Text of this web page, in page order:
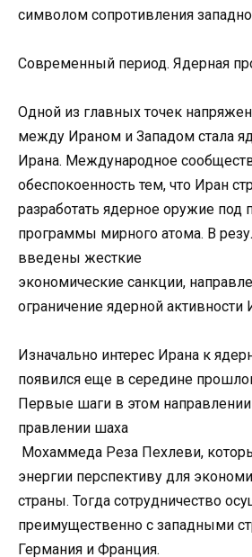
символом сопротивления
Современный период. Ядерная
Одной из главных точек
между Ираном и Западом стала
Ирана. Международное
обеспокоенность тем, что Иран
разработать ядерное оружие под
программы мирного атома. В
введены жесткие
экономические санкции,
ограничение ядерной активности
Изначально интерес Ирана к
появился еще в середине
Первые шаги в этом
правлении шаха
Мохаммеда Реза Пехлеви,
энергии перспективу для
страны. Тогда сотрудничество
преимущественно с западными
Германия и Франция.